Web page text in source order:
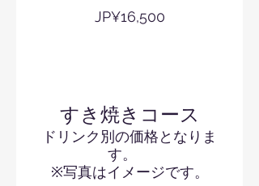
JP¥16,500
すき焼きコース
ドリンク別の価格となりま
す。
※写真はイメージです。